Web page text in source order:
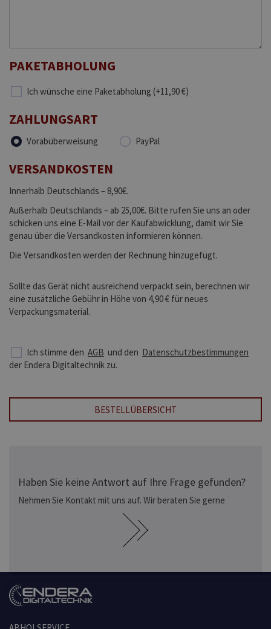
PAKETABHOLUNG
Ich wünsche eine Paketabholung (+11,90 €)
ZAHLUNGSART
Vorabüberweisung PayPal
VERSANDKOSTEN
Innerhalb Deutschlands – 8,90€.
Außerhalb Deutschlands – ab 25,00€. Bitte rufen Sie uns an oder
schicken uns eine E-Mail vor der Kaufabwicklung, damit wir Sie
genau über die Versandkosten informieren können.
Die Versandkosten werden der Rechnung hinzugefügt.
Sollte das Gerät nicht ausreichend verpackt sein, berechnen wir
eine zusätzliche Gebühr in Höhe von 4,90 € für neues
Verpackungsmaterial.
Ich stimme den AGB und den Datenschutzbestimmungen
der Endera Digitaltechnik zu.
BESTELLÜBERSICHT
Haben Sie keine Antwort auf Ihre Frage gefunden?
Nehmen Sie Kontakt mit uns auf. Wir beraten Sie gerne